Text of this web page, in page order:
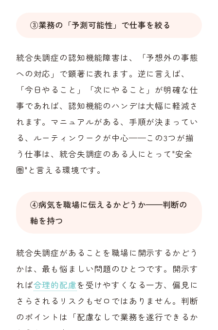
③業務の「予測可能性」で仕事を絞る
統合失調症の認知機能障害は、「予想外の事態
への対応」で顕著に表れます。逆に言えば、
「今日やること」「次にやること」が明確な仕
事であれば、認知機能のハンデは大幅に軽減さ
れます。マニュアルがある、手順が決まってい
る、ルーティンワークが中心——この3つが揃
う仕事は、統合失調症のある人にとって"安全
圏"と言える環境です。
④病気を職場に伝えるかどうか——判断の
軸を持つ
統合失調症があることを職場に開示するかどう
かは、最も悩ましい問題のひとつです。開示す
れば合理的配慮を受けやすくなる一方、偏見に
さらされるリスクもゼロではありません。判断
のポイントは「配慮なしで業務を遂行できるか